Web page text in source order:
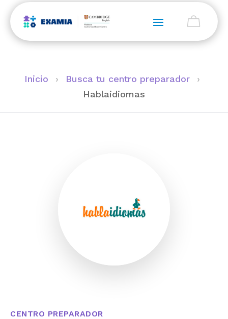
Inicio › Busca tu centro preparador
›
Hablaidiomas
CENTRO PREPARADOR